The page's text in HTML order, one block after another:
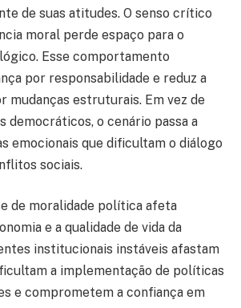
de suas atitudes. O senso crítico
moral perde espaço para o
Esse comportamento
por responsabilidade e reduz a
mudanças estruturais. Em vez de
democráticos, o cenário passa a
emocionais que dificultam o diálogo
sociais.
de moralidade política afeta
e a qualidade de vida da
institucionais instáveis afastam
a implementação de políticas
e comprometem a confiança em